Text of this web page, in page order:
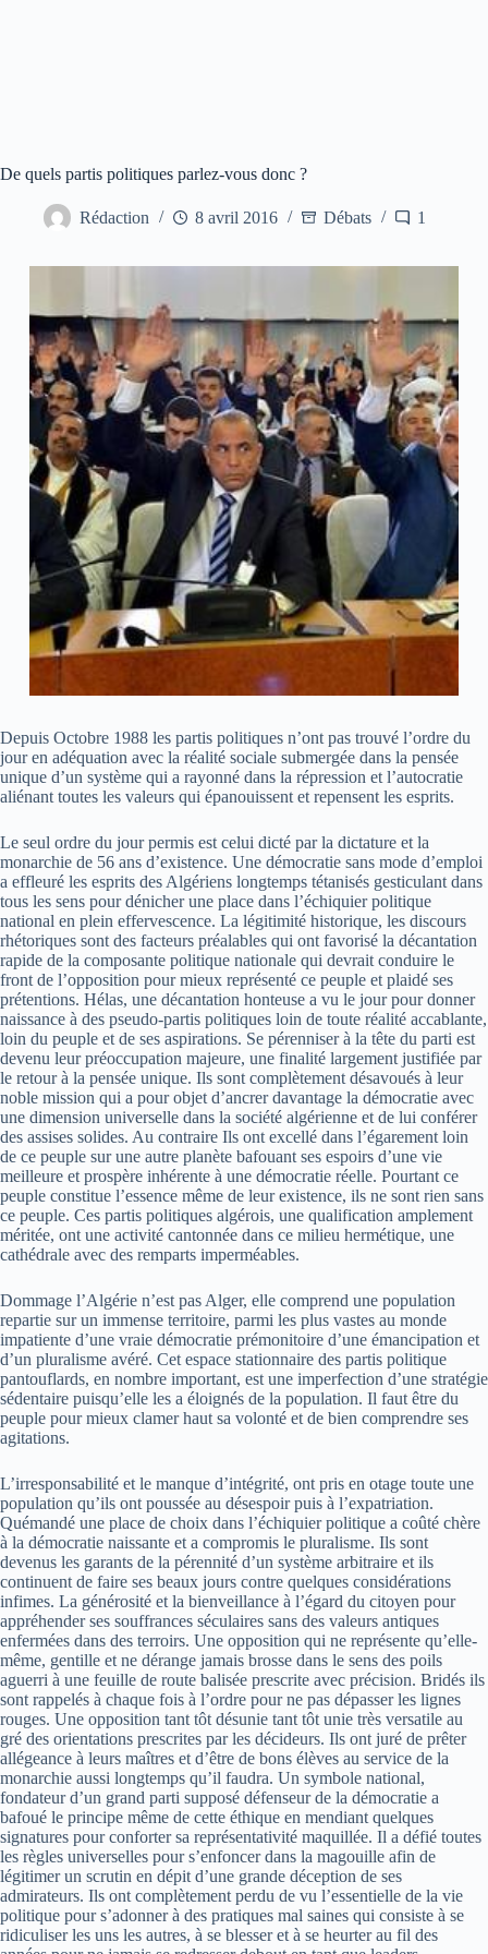
De quels partis politiques parlez-vous donc ?
Rédaction 8 avril 2016 Débats 1
Depuis Octobre 1988 les partis politiques n’ont pas trouvé l’ordre du
jour en adéquation avec la réalité sociale submergée dans la pensée
unique d’un système qui a rayonné dans la répression et l’autocratie
aliénant toutes les valeurs qui épanouissent et repensent les esprits.
Le seul ordre du jour permis est celui dicté par la dictature et la
monarchie de 56 ans d’existence. Une démocratie sans mode d’emploi
a effleuré les esprits des Algériens longtemps tétanisés gesticulant dans
tous les sens pour dénicher une place dans l’échiquier politique
national en plein effervescence. La légitimité historique, les discours
rhétoriques sont des facteurs préalables qui ont favorisé la décantation
rapide de la composante politique nationale qui devrait conduire le
front de l’opposition pour mieux représenté ce peuple et plaidé ses
prétentions. Hélas, une décantation honteuse a vu le jour pour donner
naissance à des pseudo-partis politiques loin de toute réalité accablante,
loin du peuple et de ses aspirations. Se pérenniser à la tête du parti est
devenu leur préoccupation majeure, une finalité largement justifiée par
le retour à la pensée unique. Ils sont complètement désavoués à leur
noble mission qui a pour objet d’ancrer davantage la démocratie avec
une dimension universelle dans la société algérienne et de lui conférer
des assises solides. Au contraire Ils ont excellé dans l’égarement loin
de ce peuple sur une autre planète bafouant ses espoirs d’une vie
meilleure et prospère inhérente à une démocratie réelle. Pourtant ce
peuple constitue l’essence même de leur existence, ils ne sont rien sans
ce peuple. Ces partis politiques algérois, une qualification amplement
méritée, ont une activité cantonnée dans ce milieu hermétique, une
cathédrale avec des remparts imperméables.
Dommage l’Algérie n’est pas Alger, elle comprend une population
repartie sur un immense territoire, parmi les plus vastes au monde
impatiente d’une vraie démocratie prémonitoire d’une émancipation et
d’un pluralisme avéré. Cet espace stationnaire des partis politique
pantouflards, en nombre important, est une imperfection d’une stratégie
sédentaire puisqu’elle les a éloignés de la population. Il faut être du
peuple pour mieux clamer haut sa volonté et de bien comprendre ses
agitations.
L’irresponsabilité et le manque d’intégrité, ont pris en otage toute une
population qu’ils ont poussée au désespoir puis à l’expatriation.
Quémandé une place de choix dans l’échiquier politique a coûté chère
à la démocratie naissante et a compromis le pluralisme. Ils sont
devenus les garants de la pérennité d’un système arbitraire et ils
continuent de faire ses beaux jours contre quelques considérations
infimes. La générosité et la bienveillance à l’égard du citoyen pour
appréhender ses souffrances séculaires sans des valeurs antiques
enfermées dans des terroirs. Une opposition qui ne représente qu’elle-
même, gentille et ne dérange jamais brosse dans le sens des poils
aguerri à une feuille de route balisée prescrite avec précision. Bridés ils
sont rappelés à chaque fois à l’ordre pour ne pas dépasser les lignes
rouges. Une opposition tant tôt désunie tant tôt unie très versatile au
gré des orientations prescrites par les décideurs. Ils ont juré de prêter
allégeance à leurs maîtres et d’être de bons élèves au service de la
monarchie aussi longtemps qu’il faudra. Un symbole national,
fondateur d’un grand parti supposé défenseur de la démocratie a
bafoué le principe même de cette éthique en mendiant quelques
signatures pour conforter sa représentativité maquillée. Il a défié toutes
les règles universelles pour s’enfoncer dans la magouille afin de
légitimer un scrutin en dépit d’une grande déception de ses
admirateurs. Ils ont complètement perdu de vu l’essentielle de la vie
politique pour s’adonner à des pratiques mal saines qui consiste à se
ridiculiser les uns les autres, à se blesser et à se heurter au fil des